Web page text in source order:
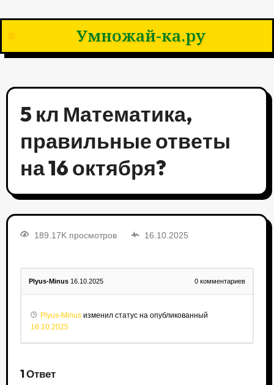
Умножай-ка.ру
5 кл Математика,
правильные ответы
на 16 октября?
189.17K просмотров 16.10.2025
Plyus-Minus 16.10.2025 0 комментариев
Plyus-Minusизменил статус на опубликованный
16.10.2025
1Ответ